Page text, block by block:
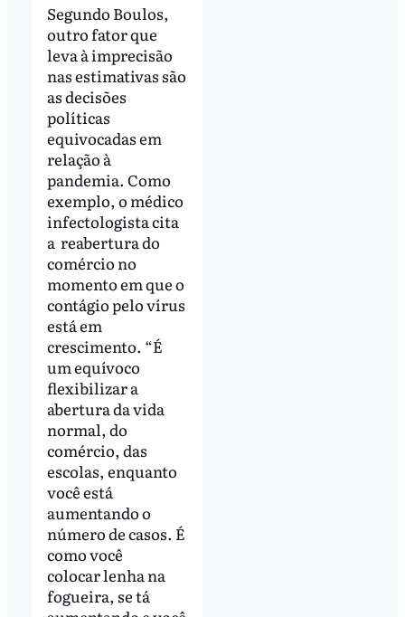
Segundo Boulos,
outro fator que
leva à imprecisão
nas estimativas são
as decisões
políticas
equivocadas em
relação à
pandemia. Como
exemplo, o médico
infectologista cita
a reabertura do
comércio no
momento em que o
contágio pelo vírus
está em
crescimento. “É
um equívoco
flexibilizar a
abertura da vida
normal, do
comércio, das
escolas, enquanto
você está
aumentando o
número de casos. É
como você
colocar lenha na
fogueira, se tá